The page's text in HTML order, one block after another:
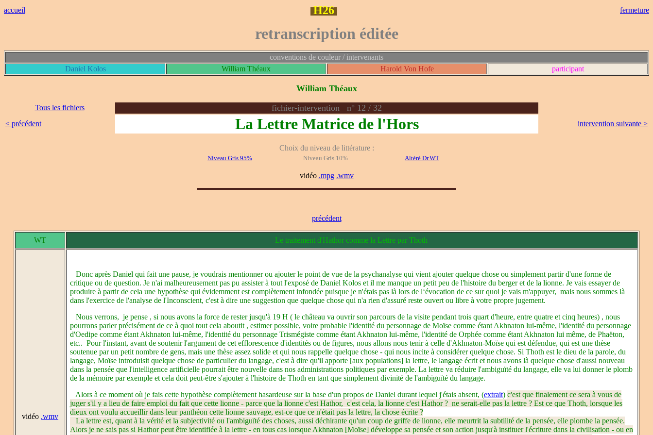
accueil H26 fermeture
retranscription éditée
conventions de couleur / intervenants
Daniel Kolos
William Théaux Harold Von Hofe participant
William Théaux
Tous les fichiers fichier-intervention n° 12 / 32
< précédent La Lettre Matrice de l'Hors intervention suivante >
Choix du niveau de littérature :
Niveau Gris 95% Niveau Gris 10% Altéré Dr.WT
vidéo .mpg .wmv
précédent
WT Le traitement d'Hathor comme la Lettre par Thoth
vidéo .wmv
Donc après Daniel qui fait une pause, je voudrais mentionner ou ajouter le point de vue de la psychanalyse qui vient ajouter quelque chose ou simplement partir d'une forme de
critique ou de question. Je n'ai malheureusement pas pu assister à tout l'exposé de Daniel Kolos et il me manque un petit peu de l'histoire du berger et de la lionne. Je vais essayer de
produire à partir de cela une hypothèse qui évidemment est complètement infondée puisque je n'étais pas là lors de l‘évocation de ce sur quoi je vais m'appuyer, mais nous sommes là
dans l'exercice de l'analyse de l'Inconscient, c'est à dire une suggestion que quelque chose qui n'a rien d'assuré reste ouvert ou libre à votre propre jugement.
Nous verrons, je pense , si nous avons la force de rester jusqu'à 19 H ( le château va ouvrir son parcours de la visite pendant trois quart d'heure, entre quatre et cinq heures) , nous
pourrons parler précisément de ce à quoi tout cela aboutit , estimer possible, voire probable l'identité du personnage de Moïse comme étant Akhnaton lui-même, l'identité du personnage
d'Oedipe comme étant Akhnaton lui-même, l'identité du personnage Trismégiste comme étant Akhnaton lui-même, l'identité de Orphée comme étant Akhnaton lui même, de Phaëton,
etc.. Pour l'instant, avant de soutenir l'argument de cet efflorescence d'identités ou de figures, nous allons nous tenir à celle d'Akhnaton-Moïse qui est défendue, qui est une thèse
soutenue par un petit nombre de gens, mais une thèse assez solide et qui nous rappelle quelque chose - qui nous incite à considérer quelque chose. Si Thoth est le dieu de la parole, du
langage, Moïse introduisit quelque chose de particulier du langage, c'est à dire qu'il apporte [aux populations] la lettre, le langage écrit et nous avons là quelque chose d'aussi nouveau
dans la pensée que l'intelligence artificielle pourrait être nouvelle dans nos administrations politiques par exemple. La lettre va réduire l'ambiguïté du langage, elle va lui donner le plomb
de la mémoire par exemple et cela doit peut-être s'ajouter à l'histoire de Thoth en tant que simplement divinité de l'ambiguïté du langage.
Alors à ce moment où je fais cette hypothèse complètement hasardeuse sur la base d'un propos de Daniel durant lequel j'étais absent, (extrait) c'est que finalement ce sera à vous de
juger s'il y a lieu de faire emploi du fait que cette lionne - parce que la lionne c'est Hathor, c'est cela, la lionne c'est Hathor ? ne serait-elle pas la lettre ? Est ce que Thoth, lorsque les
dieux ont voulu accueillir dans leur panthéon cette lionne sauvage, est-ce que ce n'était pas la lettre, la chose écrite ?
La lettre est, quant à la vérité et la subjectivité ou l'ambiguïté des choses, aussi déchirante qu'un coup de griffe de lionne, elle meurtrit la subtilité de la pensée, elle plombe la pensée.
Alors je ne sais pas si Hathor peut être identifiée à la lettre - en tous cas lorsque Akhnaton [Moïse] développe sa pensée et son action jusqu'à instituer l'écriture dans la civilisation - ou en